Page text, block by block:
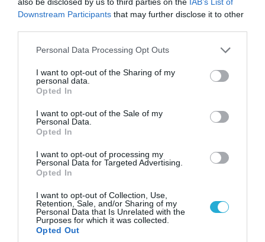
Downstream Participants that may further disclose it to other
Please note that this website/app uses one or more Google
not limited to your visit or usage behaviour. You may click to
grant or deny consent to Google and its third-party tags to
use your data for below specified purposes in below Google
consent section.
Personal Data Processing Opt Outs
I want to opt-out of the Sharing of my
personal data.
Opted In
I want to opt-out of the Sale of my
Personal Data.
Opted In
I want to opt-out of processing my
Personal Data for Targeted Advertising.
Opted In
I want to opt-out of Collection, Use,
Retention, Sale, and/or Sharing of my
Personal Data that Is Unrelated with the
Purposes for which it was collected.
Opted Out
στο Περού
Βασικοί ανάδοχοι της σύμβασης είναι οι Lockheed
Martin, General Electric Aerospace και RTX (σ.σ. η